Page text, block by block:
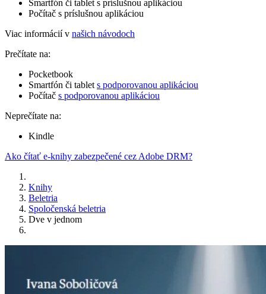
Smartfón či tablet s príslušnou aplikáciou
Počítač s príslušnou aplikáciou
Viac informácií v našich návodoch
Prečítate na:
Pocketbook
Smartfón či tablet s podporovanou aplikáciou
Počítač s podporovanou aplikáciou
Neprečítate na:
Kindle
Ako čítať e-knihy zabezpečené cez Adobe DRM?
Knihy
Beletria
Spoločenská beletria
Dve v jednom